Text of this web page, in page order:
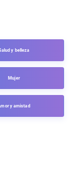
y belleza
Mujer
y amistad